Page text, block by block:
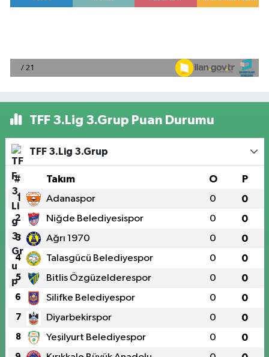
TFF 3.Lig 3.Grup Puan Durumu
TFF 3.Lig 3.Grup
# Takım O P
1 Adanaspor 0 0
2 Niğde Belediyesispor 0 0
3 Ağrı 1970 0 0
4 Talasgücü Belediyespor 0 0
5 Bitlis Özgüzelderespor 0 0
6 Silifke Belediyespor 0 0
7 Diyarbekirspor 0 0
8 Yeşilyurt Belediyespor 0 0